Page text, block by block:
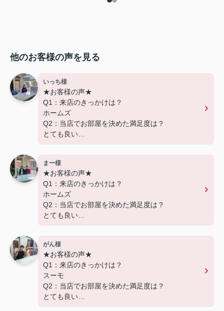
他のお客様の声を見る
いっち様
★お客様の声★
Q1：来店のきっかけは？
ホームズ
Q2：当店でお部屋を決めた満足度は？
とても良い
---------------------------
この度は弊社でのご契約ありがとうございまし
た！
アパートマンション館では、お部屋のご紹介だけ
でなく、入居後のアフターフォローもさせて頂いて
引越し業者のご紹介やインターネット回線のご相
談、その他入居中のお困りごとなどございました
ら、どうぞお気軽にご相談ください。
アパートマンション館は365日毎日キャンペーン
開催中！ お問い合わせは 04(7167)1222までどう
ぞ♪
まー様
★お客様の声★
Q1：来店のきっかけは？
ホームズ
Q2：当店でお部屋を決めた満足度は？
とても良い
---------------------------
この度は弊社でのご契約ありがとうございまし
た！
アパートマンション館では、お部屋のご紹介だけ
でなく、入居後のアフターフォローもさせて頂いて
がん様
★お客様の声★
Q1：来店のきっかけは？
スーモ
Q2：当店でお部屋を決めた満足度は？
とても良い